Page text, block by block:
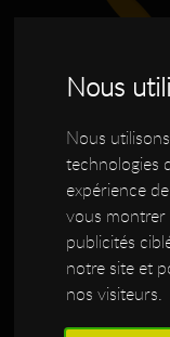
Nous
Nous
technologies
expérience
vous montrer
publicités
notre site et
nos visiteurs.
Work